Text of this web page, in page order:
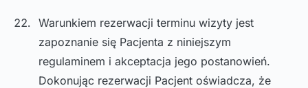
Warunkiem rezerwacji terminu wizyty jest
zapoznanie się Pacjenta z niniejszym
regulaminem i akceptacja jego postanowień.
Dokonując rezerwacji Pacjent oświadcza, że